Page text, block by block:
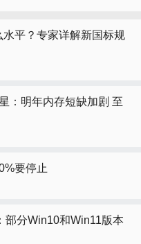
平？专家详解新国标规
：明年内存短缺加剧 至
要停止
部分Win10和Win11版本